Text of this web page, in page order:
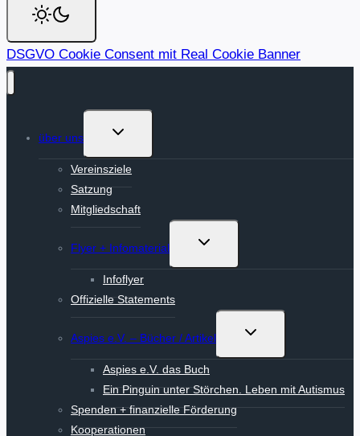
DSGVO Cookie Consent mit Real Cookie Banner
über uns
Untermenü
Vereinsziele
Satzung
Mitgliedschaft
Flyer + Infomaterial
Untermenü
Infoflyer
Offizielle Statements
Aspies e.V. – Bücher / Artikel
Untermenü
Aspies e.V. das Buch
Ein Pinguin unter Störchen. Leben mit Autismus
Spenden + finanzielle Förderung
Kooperationen